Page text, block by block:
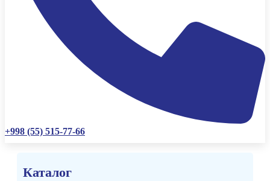
+998 (55) 515-77-66
Каталог